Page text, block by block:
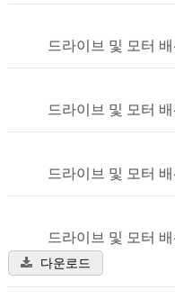
드라이브 및 모터
드라이브 및 모터
드라이브 및 모터
드라이브 및 모터
다운로드